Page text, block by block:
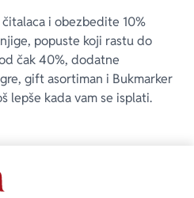
i obezbedite 10%
popuste koji rastu do
čak 40%, dodatne
gift asortiman i Bukmarker
lepše kada vam se isplati.